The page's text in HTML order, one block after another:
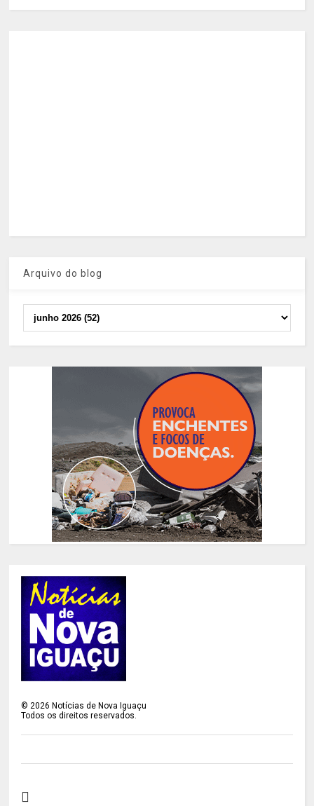
Arquivo do blog
©2026 Notícias de Nova Iguaçu
Todos os direitos reservados.